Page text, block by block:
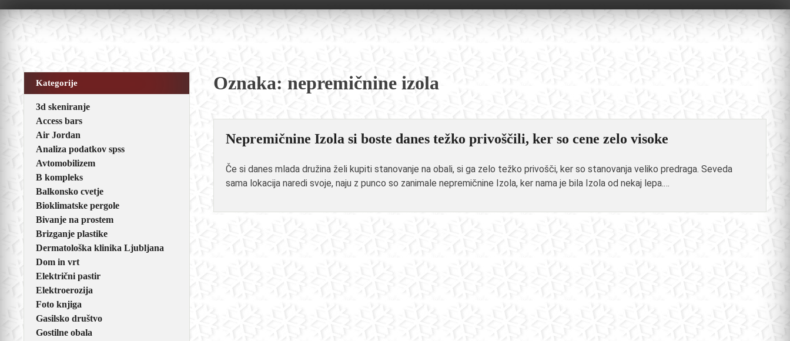
content
Oznaka: nepremičnine izola
Nepremičnine Izola si boste danes težko privoščili, ker so cene zelo visoke
Če si danes mlada družina želi kupiti stanovanje na obali, si ga zelo težko privošči, ker so stanovanja veliko predraga. Seveda
sama lokacija naredi svoje, naju z punco so zanimale nepremičnine Izola, ker nama je bila Izola od nekaj lepa.…
Kategorije
3d skeniranje
Access bars
Air Jordan
Analiza podatkov spss
Avtomobilizem
B kompleks
Balkonsko cvetje
Bioklimatske pergole
Bivanje na prostem
Brizganje plastike
Dermatološka klinika Ljubljana
Dom in vrt
Električni pastir
Elektroerozija
Foto knjiga
Gasilsko društvo
Gostilne obala